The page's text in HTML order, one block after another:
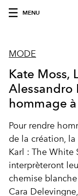
MENU
MODE
Kate Moss,
Alessandro
hommage
Pour rendre
de la création,
Karl : The White
interprèteront
chemise
Cara